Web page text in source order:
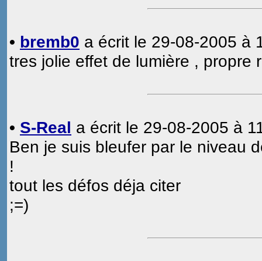
• bremb0 a écrit le 29-08-2005 à
tres jolie effet de lumière , propre
• S-Real a écrit le 29-08-2005 à
Ben je suis bleufer par le niveau
!
tout les défos déja citer
;=)